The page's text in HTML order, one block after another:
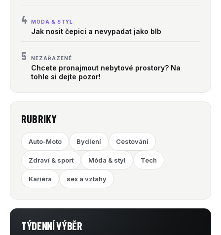
4 MÓDA & STYL
Jak nosit čepici a nevypadat jako blb
5 NEZAŘAZENÉ
Chcete pronajmout nebytové prostory? Na
tohle si dejte pozor!
RUBRIKY
Auto-Moto Bydlení Cestování
Zdraví & sport Móda & styl Tech
Kariéra sex a vztahy
TÝDENNÍ VÝBĚR